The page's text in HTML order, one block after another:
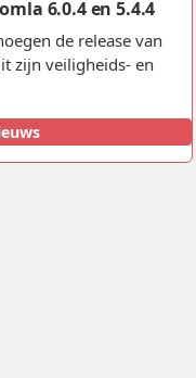
6.0.4 en 5.4.4
de release van
zijn veiligheids- en